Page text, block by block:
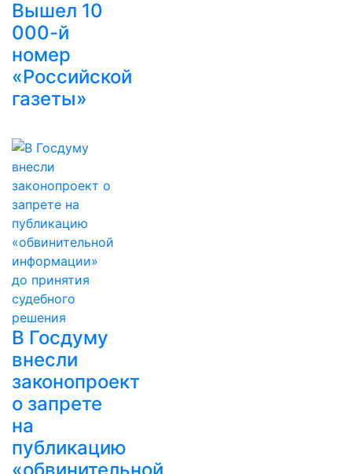
Вышел 10
000-й
номер
«Российской
газеты»
В Госдуму
внесли
законопроект
о запрете
на
публикацию